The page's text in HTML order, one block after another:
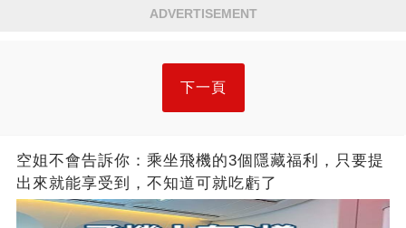
ADVERTISEMENT
下一頁
空姐不會告訴你：乘坐飛機的3個隱藏福利，只要提
出來就能享受到，不知道可就吃虧了